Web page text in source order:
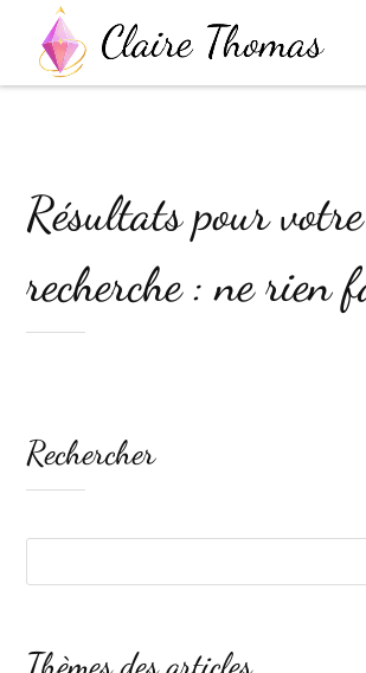
Résultats pour votre
recherche : ne rien
Rechercher